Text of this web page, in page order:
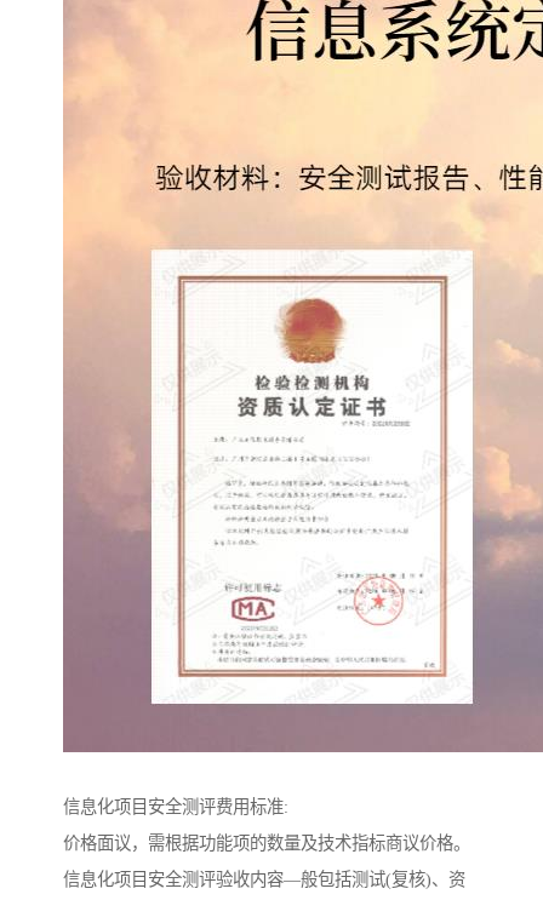
信息化项目安全测评费用标准:
价格面议，需根据功能项的数量及技术指标商议价格。
信息化项目安全测评验收内容—般包括测试(复核)、资